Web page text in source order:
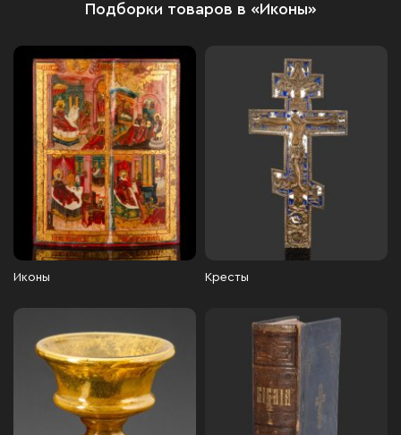
Подборки товаров в «Иконы»
Иконы Кресты